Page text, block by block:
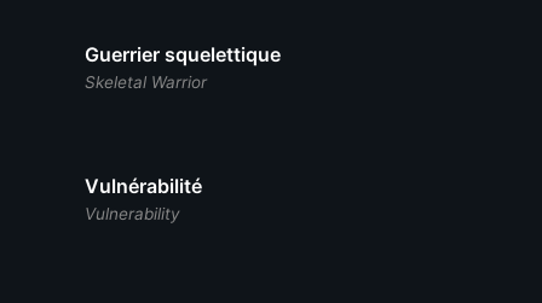
Guerrier squelettique
Skeletal Warrior
Vulnérabilité
Vulnerability